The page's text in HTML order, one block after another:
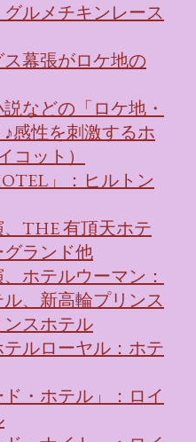
ルメチキンレース
幕張がロケ地の
説などの「ロケ地・
感性を刺激するホ
コット）
」：ヒルトン
THE 有頂天ホテ
ランド他
ホテルウーマン：
、新高輪プリンス
スホテル
ルローヤル：ホテ
・ホテル」：ロイ